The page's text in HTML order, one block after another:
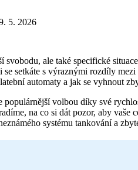
5. 2026
svobodu, ale také specifické
setkáte s výraznými rozdíly
automaty a jak se vyhnout
populárnější volbou díky své
na co si dát pozor, aby vaše
systému tankování a